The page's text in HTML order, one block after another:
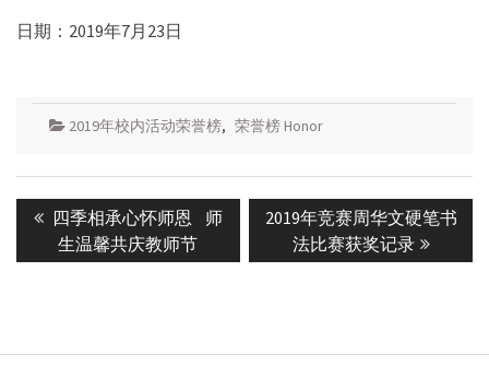
日期：2019年7月23日
2019年校内活动荣誉榜, 荣誉榜 Honor
navigation
Previous
post:
四季相承心怀师恩 师
生温馨共庆教师节
Next
post:
2019年竞赛周华文硬笔书
法比赛获奖记录